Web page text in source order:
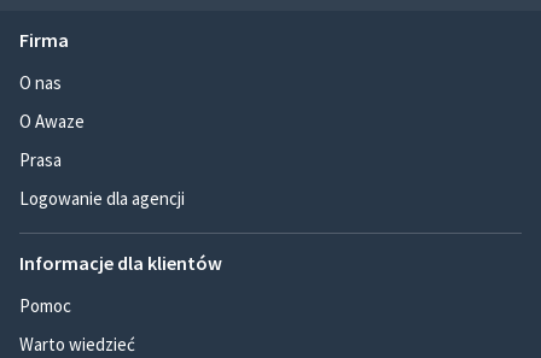
Firma
O nas
O Awaze
Prasa
Logowanie dla agencji
Informacje dla klientów
Pomoc
Warto wiedzieć